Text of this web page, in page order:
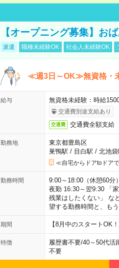
【オープニング募集】お
派遣 職種未経験OK 社会人未経験OK
≪週3日～OK≫無資格・
給与 無資格未経験：時給
交通費別途支給あり
交通費 交通費全額支給
勤務地
東京都豊島区
巣鴨駅 / 目白駅 / 北池袋
≪自宅からドアtoドア
勤務時間
9:00～18:00（休憩60分
夜勤 16:30～翌9:30 「
残業はしたくない」 な
望する勤務時間と、も
期間 【8月中のスタートOK
特徴 履歴書不要/40～50代活
不要